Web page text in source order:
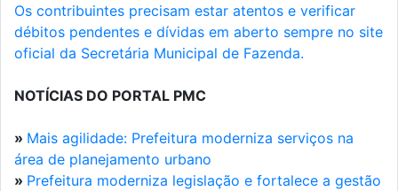
Os contribuintes precisam estar atentos e verificar
débitos pendentes e dívidas em aberto sempre no site
oficial da Secretária Municipal de Fazenda.
NOTÍCIAS DO PORTAL PMC
» Mais agilidade: Prefeitura moderniza serviços na
área de planejamento urbano
» Prefeitura moderniza legislação e fortalece a gestão